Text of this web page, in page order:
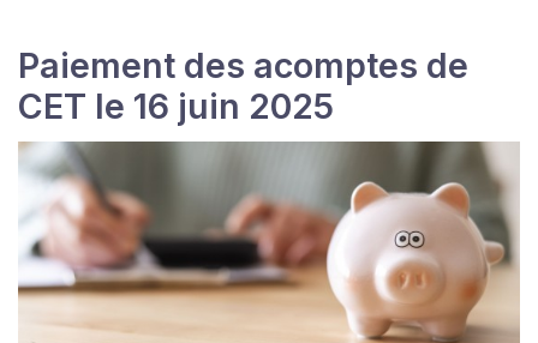
Paiement des acomptes de
CET le 16 juin 2025